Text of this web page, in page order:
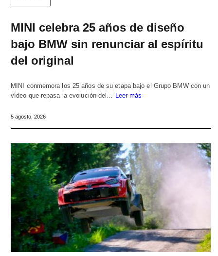
MINI celebra 25 años de diseño
bajo BMW sin renunciar al espíritu
del original
MINI conmemora los 25 años de su etapa bajo el Grupo BMW con un
vídeo que repasa la evolución del… Leer más
5 agosto, 2026